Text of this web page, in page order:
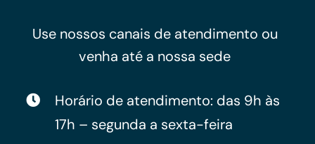
Use nossos canais de atendimento ou
venha até a nossa sede
Horário de atendimento: das 9h às
17h – segunda a sexta-feira